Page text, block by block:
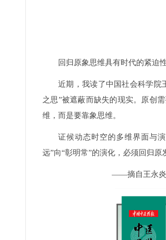
回归原象思维具有时代的紧迫
近期，我读了中国社会科学院
之思”被遮蔽而缺失的现实。原创
维，而是要靠象思维。
证候动态时空的多维界面与
远”向“彰明常”的演化，必须回归原
——摘自王永炎